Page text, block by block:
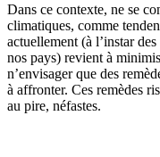
Dans ce contexte, ne se
climatiques, comme
actuellement (à l’instar
nos pays) revient à
n’envisager que des
à affronter. Ces remèdes
au pire, néfastes.